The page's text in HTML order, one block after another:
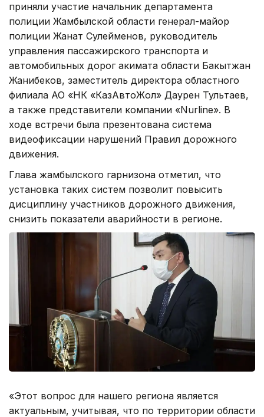
приняли участие начальник департамента
полиции Жамбылской области генерал-майор
полиции Жанат Сулейменов, руководитель
управления пассажирского транспорта и
автомобильных дорог акимата области Бакытжан
Жанибеков, заместитель директора областного
филиала АО «НК «КазАвтоЖол» Даурен Тультаев,
а также представители компании «Nurline». В
ходе встречи была презентована система
видеофиксации нарушений Правил дорожного
движения.
Глава жамбылского гарнизона отметил, что
установка таких систем позволит повысить
дисциплину участников дорожного движения,
снизить показатели аварийности в регионе.
«Этот вопрос для нашего региона является
актуальным, учитывая, что по территории области